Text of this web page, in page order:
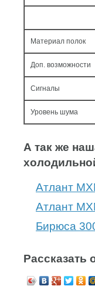
Материал полок
Доп. возможности
Сигналы
Уровень шума
А так же
Атлант
Атлант
Бирюса
Рассказать